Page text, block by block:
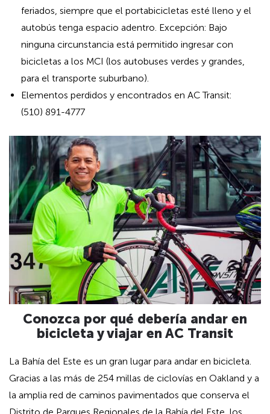
feriados, siempre que el portabicicletas esté lleno y el
autobús tenga espacio adentro. Excepción: Bajo
ninguna circunstancia está permitido ingresar con
bicicletas a los MCI (los autobuses verdes y grandes,
para el transporte suburbano).
Elementos perdidos y encontrados en AC Transit:
(510) 891-4777
Conozca por qué debería andar en
bicicleta y viajar en AC Transit
La Bahía del Este es un gran lugar para andar en bicicleta.
Gracias a las más de 254 millas de ciclovías en Oakland y a
la amplia red de caminos pavimentados que conserva el